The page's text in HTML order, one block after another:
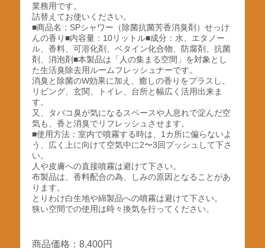
業務用です。
詰替えてお使いください。
■商品名：SPシャワー（除菌抗菌芳香消臭剤）せっけ
んの香り■内容量：10リットル■成分：水、エタノー
ル、香料、可溶化剤、ベタイン化合物、防腐剤、抗菌
剤、消泡剤■本製品は「人の集まる空間」を対象とし
た生活臭除去用ルームフレッシュナーです。
消臭と除菌のW効果に加え、癒しの香りをプラスし、
リビング、玄関、トイレ、台所と幅広く活用出来ま
す。
又、タバコ臭が気になるスペースや人息れで淀んだ空
気も、香と消臭でリフレッシュさせます。
■使用方法：室内で噴霧する時は、1カ所に偏らないよ
う、広く上に向けて空気中に2〜3回プッシュして下さ
い。
人や皮膚への直接噴霧は避けて下さい。
布製品は、香料配合の為、しみの原因となることがあ
ります。
とりわけ白生地や綿製品への噴霧は避けて下さい。
狭い空間での使用は時々換気を行ってください。
商品価格：8,400円